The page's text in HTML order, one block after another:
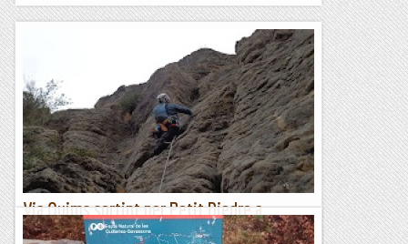
Via Quims sortint per Petit Diedre a
l'Ermita de Santa Brígida.